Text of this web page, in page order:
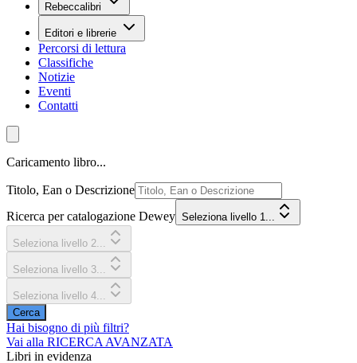
Rebeccalibri
Editori e librerie
Percorsi di lettura
Classifiche
Notizie
Eventi
Contatti
Caricamento libro...
Titolo, Ean o Descrizione
Ricerca per catalogazione Dewey Seleziona livello 1...
Seleziona livello 2...
Seleziona livello 3...
Seleziona livello 4...
Cerca
Hai bisogno di più filtri?
Vai alla RICERCA AVANZATA
Libri in evidenza